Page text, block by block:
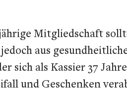
Mitgliedschaft
aus
sich als Kassier 37
und Geschenken